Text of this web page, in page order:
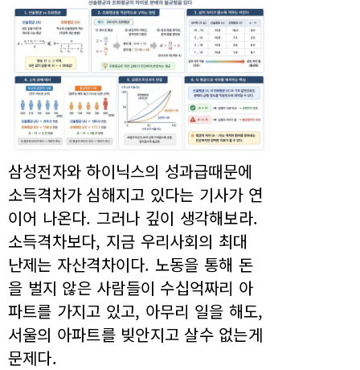
삼성전자와 하이닉스의 성과급때문에
소득격차가 심해지고 있다는 기사가 연
이어 나온다. 그러나 깊이 생각해보라.
소득격차보다, 지금 우리사회의 최대
난제는 자산격차이다. 노동을 통해 돈
을 벌지 않은 사람들이 수십억짜리 아
파트를 가지고 있고, 아무리 일을 해도,
서울의 아파트를 빚안지고 살수 없는게
문제다.